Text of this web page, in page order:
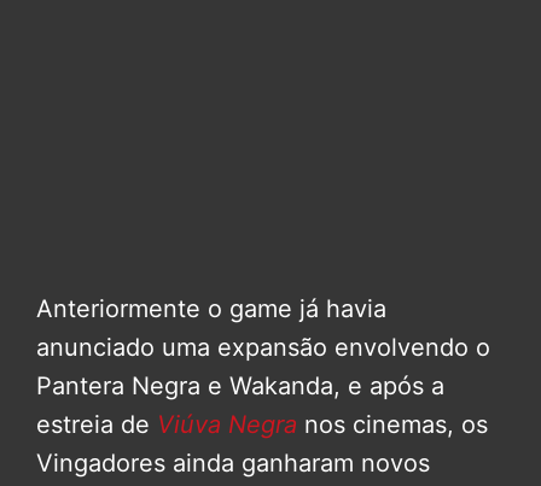
Anteriormente o game já havia
anunciado uma expansão envolvendo o
Pantera Negra e Wakanda, e após a
estreia de Viúva Negra nos cinemas, os
Vingadores ainda ganharam novos